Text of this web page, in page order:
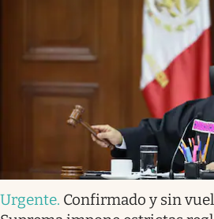
Urgente. Confirmado y sin